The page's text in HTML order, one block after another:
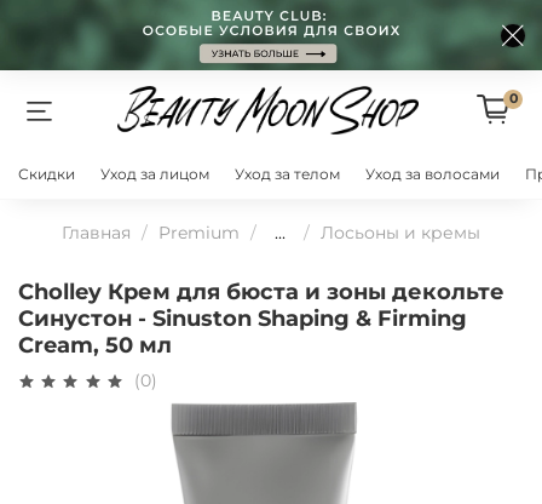
0
Скидки Уход за лицом Уход за телом Уход за волосами
Главная Premium ... Лосьоны и кремы
Cholley Крем для бюста и зоны декольте
Синустон - Sinuston Shaping & Firming
Cream, 50 мл
(0)